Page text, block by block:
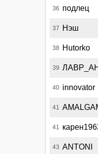
36 подлец
37 Нэш
38 Hutorko
39 ЛАВР_АН
40 innovator
41
41
43 ANTONI